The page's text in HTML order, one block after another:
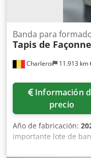
Charleroi 11.913 km
Banda para
Tapis de
Información de
precio
Año de fabricación:
importante lote de
Marcas disponibles: